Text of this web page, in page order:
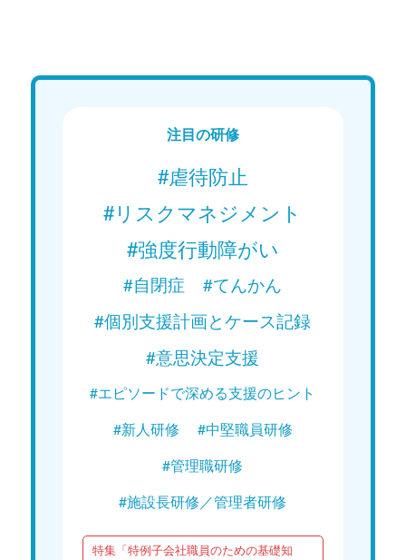
注目の研修
#虐待防止
#リスクマネジメント
#強度行動障がい
#自閉症
#てんかん
#個別支援計画とケース記録
#意思決定支援
#エピソードで深める支援のヒント
#新人研修
#中堅職員研修
#管理職研修
#施設長研修／管理者研修
特集「特例子会社職員のための基礎知